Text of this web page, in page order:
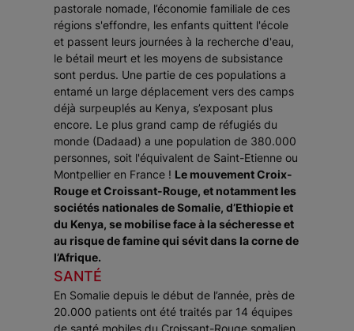
pastorale nomade, l’économie familiale de ces
régions s'effondre, les enfants quittent l'école
et passent leurs journées à la recherche d'eau,
le bétail meurt et les moyens de subsistance
sont perdus. Une partie de ces populations a
entamé un large déplacement vers des camps
déjà surpeuplés au Kenya, s’exposant plus
encore. Le plus grand camp de réfugiés du
monde (Dadaad) a une population de 380.000
personnes, soit l'équivalent de Saint-Etienne ou
Montpellier en France ! Le mouvement Croix-
Rouge et Croissant-Rouge, et notamment les
sociétés nationales de Somalie, d’Ethiopie et
du Kenya, se mobilise face à la sécheresse et
au risque de famine qui sévit dans la corne de
l’Afrique.
SANTÉ
En Somalie depuis le début de l’année, près de
20.000 patients ont été traités par 14 équipes